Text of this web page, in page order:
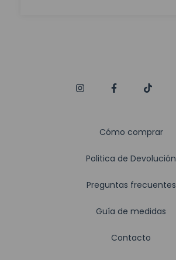
Cómo comprar
Politica de Devolución
Preguntas frecuentes
Guía de medidas
Contacto